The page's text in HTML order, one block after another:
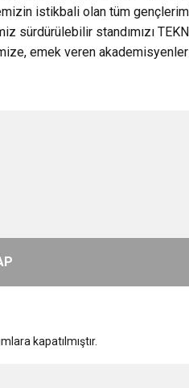
istikbali olan tüm
sürdürülebilir standımızı
emek veren
kapatılmıştır.